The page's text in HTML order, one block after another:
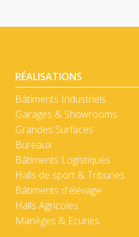
RÉALISATIONS
Bâtiments Industriels
Garages & Showrooms
Grandes Surfaces
Bureaux
Bâtiments Logistiques
Halls de sport & Tribunes
Bâtiments d'élévage
Halls Agricoles
Manèges & Ecuries